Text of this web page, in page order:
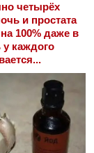
четырёх
и простата
100% даже в
у каждого